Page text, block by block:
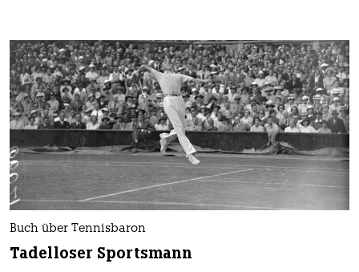
Buch über Tennisbaron
Tadelloser Sportsmann